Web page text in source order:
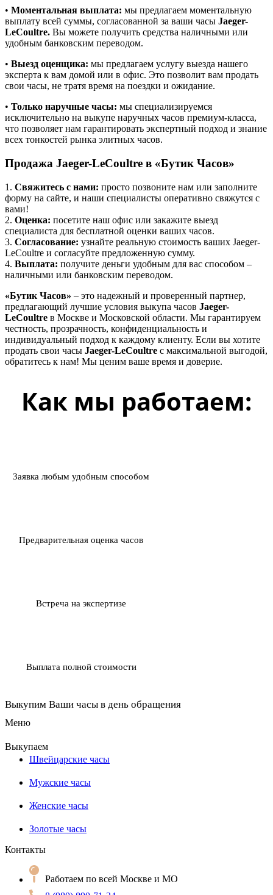
• Моментальная выплата: мы предлагаем моментальную
выплату всей суммы, согласованной за ваши часы Jaeger-
LeCoultre. Вы можете получить средства наличными или
удобным банковским переводом.
• Выезд оценщика: мы предлагаем услугу выезда нашего
эксперта к вам домой или в офис. Это позволит вам продать
свои часы, не тратя время на поездки и ожидание.
• Только наручные часы: мы специализируемся
исключительно на выкупе наручных часов премиум-класса,
что позволяет нам гарантировать экспертный подход и знание
всех тонкостей рынка элитных часов.
Продажа Jaeger-LeCoultre в «Бутик Часов»
1. Свяжитесь с нами: просто позвоните нам или заполните
форму на сайте, и наши специалисты оперативно свяжутся с
вами!
2. Оценка: посетите наш офис или закажите выезд
специалиста для бесплатной оценки ваших часов.
3. Согласование: узнайте реальную стоимость ваших Jaeger-
LeCoultre и согласуйте предложенную сумму.
4. Выплата: получите деньги удобным для вас способом –
наличными или банковским переводом.
«Бутик Часов» – это надежный и проверенный партнер,
предлагающий лучшие условия выкупа часов Jaeger-
LeCoultre в Москве и Московской области. Мы гарантируем
честность, прозрачность, конфиденциальность и
индивидуальный подход к каждому клиенту. Если вы хотите
продать свои часы Jaeger-LeCoultre с максимальной выгодой,
обратитесь к нам! Мы ценим ваше время и доверие.
Как мы работаем:
Заявка любым удобным способом
Предварительная оценка часов
Встреча на экспертизе
Выплата полной стоимости
Выкупим Ваши часы в день обращения
Меню
Выкупаем
Швейцарские часы
Мужские часы
Женские часы
Золотые часы
Контакты
Работаем по всей Москве и МО